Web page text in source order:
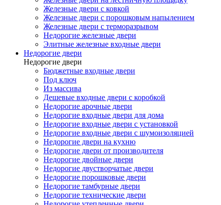
Железные двери с ковкой
Железные двери с порошковым напылением
Железные двери с терморазрывом
Недорогие железные двери
Элитные железные входные двери
Недорогие двери
Недорогие двери
Бюджетные входные двери
Под ключ
Из массива
Дешевые входные двери с коробкой
Недорогие арочные двери
Недорогие входные двери для дома
Недорогие входные двери с установкой
Недорогие входные двери с шумоизоляцией
Недорогие двери на кухню
Недорогие двери от производителя
Недорогие двойные двери
Недорогие двустворчатые двери
Недорогие порошковые двери
Недорогие тамбурные двери
Недорогие технические двери